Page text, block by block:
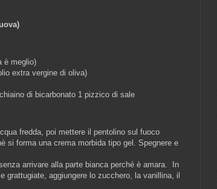
è meglio)
extra vergine di oliva)
di bicarbonato 1 pizzico di sale
fredda, poi mettere il pentolino sul fuoco
si forma una crema morbida tipo gel. Spegnere e
arrivare alla parte bianca perché è amara. In
grattugiate, aggiungere lo zucchero, la vanillina, il